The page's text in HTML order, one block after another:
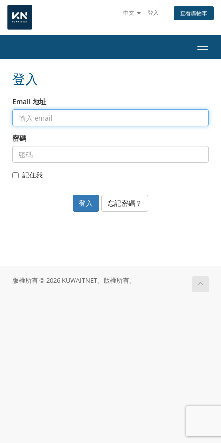
中文 登入 查看購物車
切換
登入
Email 地址
密碼
記住我
忘記密碼？
版權所有 © 2026 KUWAITNET。版權所有。